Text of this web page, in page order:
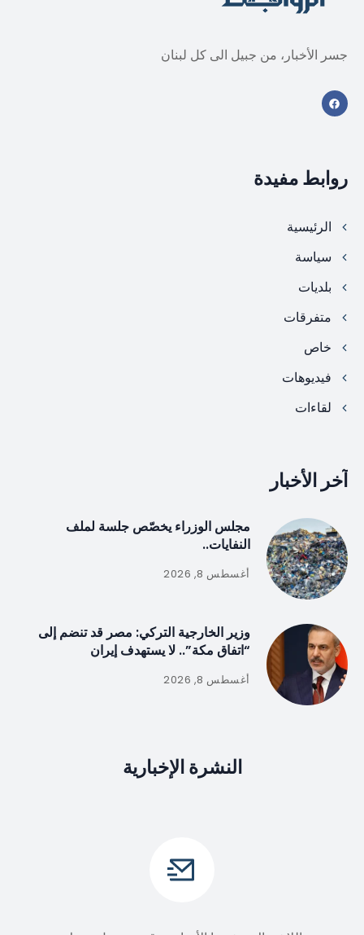
جسر الأخبار، من جبيل الى كل لبنان
روابط مفيدة
الرئيسية
سياسة
بلديات
متفرقات
خاص
فيديوهات
لقاءات
آخر الأخبار
مجلس الوزراء يخصّص جلسة لملف
النفايات..
أغسطس 8, 2026
وزير الخارجية التركي: مصر قد تنضم إلى
“اتفاق مكة”.. لا يستهدف إيران
أغسطس 8, 2026
النشرة الإخبارية